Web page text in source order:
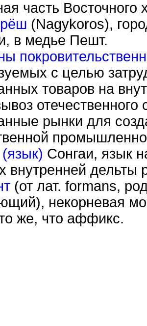
часть Восточного
(Nagykoros),
в медье Пешт.
с целью
товаров на
рынки для
Сонгаи, язык
внутренней дельты
(от лат. formans,
некорневая
же, что аффикс.